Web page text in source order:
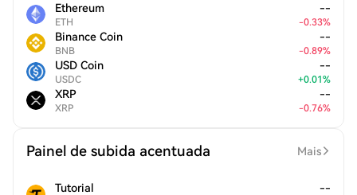
Ethereum
ETH
--
-0.33%
Binance Coin
BNB
--
-0.89%
USD Coin
USDC
--
+0.01%
XRP
XRP
--
-0.76%
Painel de subida acentuada Mais
Tutorial --